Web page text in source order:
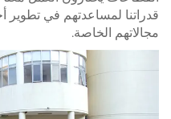
قدراتنا لمساعدتهم في تطوير
مجالاتهم الخاصة.